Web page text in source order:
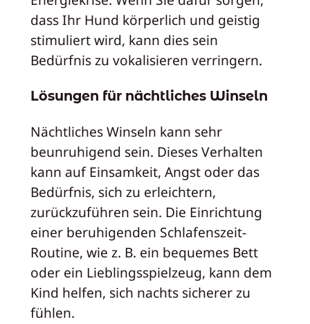
dass Ihr Hund körperlich und geistig
stimuliert wird, kann dies sein
Bedürfnis zu vokalisieren verringern.
Lösungen für nächtliches Winseln
Nächtliches Winseln kann sehr
beunruhigend sein. Dieses Verhalten
kann auf Einsamkeit, Angst oder das
Bedürfnis, sich zu erleichtern,
zurückzuführen sein. Die Einrichtung
einer beruhigenden Schlafenszeit-
Routine, wie z. B. ein bequemes Bett
oder ein Lieblingsspielzeug, kann dem
Kind helfen, sich nachts sicherer zu
fühlen.